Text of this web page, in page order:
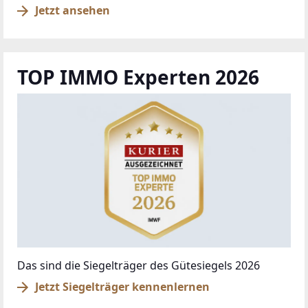
Jetzt ansehen
TOP IMMO Experten 2026
Das sind die Siegelträger des Gütesiegels 2026
Jetzt Siegelträger kennenlernen